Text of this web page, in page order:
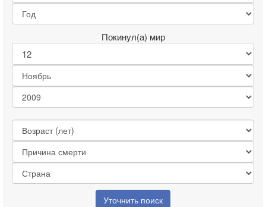
Покинул(а) мир
Уточнить поиск